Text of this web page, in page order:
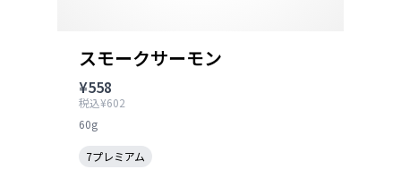
スモークサーモン
¥558
税込¥602
60g
7プレミアム